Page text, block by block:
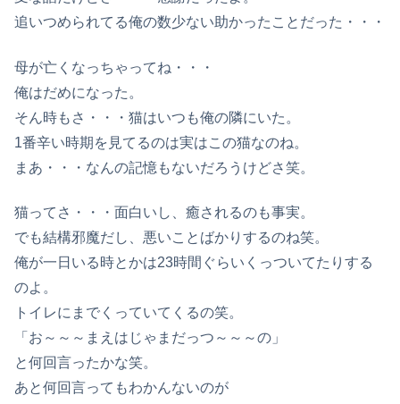
追いつめられてる俺の数少ない助かったことだった・・・
母が亡くなっちゃってね・・・
俺はだめになった。
そん時もさ・・・猫はいつも俺の隣にいた。
1番辛い時期を見てるのは実はこの猫なのね。
まあ・・・なんの記憶もないだろうけどさ笑。
猫ってさ・・・面白いし、癒されるのも事実。
でも結構邪魔だし、悪いことばかりするのね笑。
俺が一日いる時とかは23時間ぐらいくっついてたりする
のよ。
トイレにまでくっていてくるの笑。
「お～～～まえはじゃまだっつ～～～の」
と何回言ったかな笑。
あと何回言ってもわかんないのが